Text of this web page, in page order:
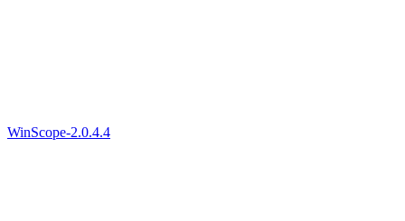
WinScope-2.0.4.4